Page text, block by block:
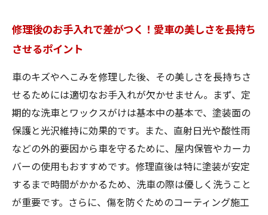
修理後のお手入れで差がつく！愛車の美しさを長持ち
させるポイント
車のキズやへこみを修理した後、その美しさを長持ちさ
せるためには適切なお手入れが欠かせません。まず、定
期的な洗車とワックスがけは基本中の基本で、塗装面の
保護と光沢維持に効果的です。また、直射日光や酸性雨
などの外的要因から車を守るために、屋内保管やカーカ
バーの使用もおすすめです。修理直後は特に塗装が安定
するまで時間がかかるため、洗車の際は優しく洗うこと
が重要です。さらに、傷を防ぐためのコーティング施工